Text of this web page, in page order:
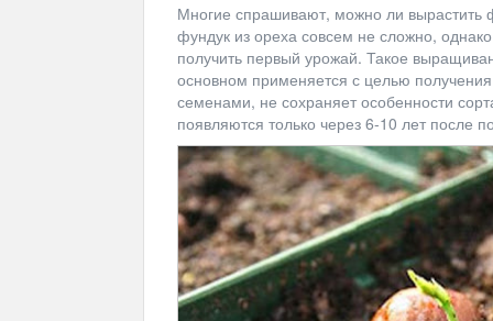
Многие спрашивают, можно ли вырастить
фундук из ореха совсем не сложно,
получить первый урожай. Такое
основном применяется с целью
семенами, не сохраняет особенности
появляются только через 6-10 лет после